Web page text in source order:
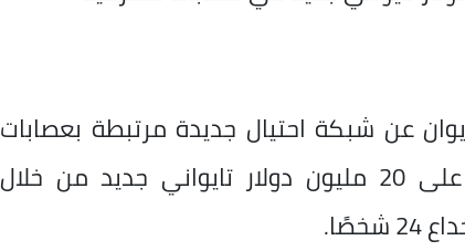
عن شبكة احتيال جديدة مرتبطة بعصابات
محلية وشركاء في كمبوديا، استولت على 20 مليون دولار تايواني جديد من خلال